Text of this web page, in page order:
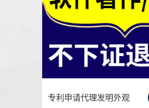
专利申请代理发明外观